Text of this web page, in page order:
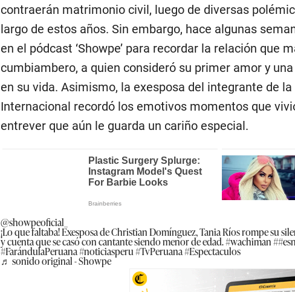
contraerán matrimonio civil, luego de diversas
largo de estos años. Sin embargo, hace algunas
en el pódcast ‘Showpe’ para recordar la relación que
cumbiambero, a quien consideró su primer amor y
en su vida. Asimismo, la exesposa del integrante de la
Internacional recordó los emotivos momentos que
entrever que aún le guarda un cariño especial.
@showpeoficial_
¡Lo que faltaba! Exesposa de Christian Domínguez, Tania Ríos rompe su
y cuenta que se casó con cantante siendo menor de edad. #wachiman
#FarándulaPeruana #noticiasperu #TvPeruana #Espectaculos
♬ sonido original - Showpe